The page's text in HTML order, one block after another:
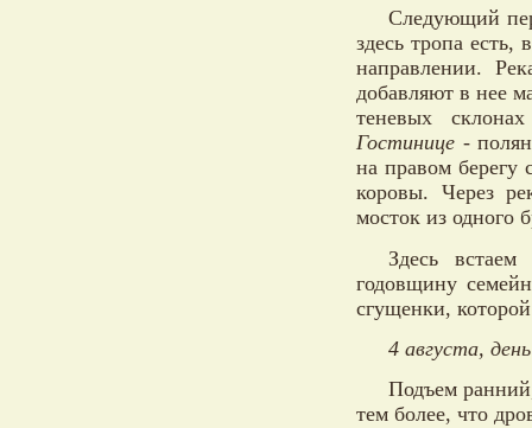
Следующий
здесь тропа
направлении.
добавляют в нее
теневых
Гостинице -
на правом
коровы. Через
мосток из одного
Здесь
годовщину
сгущенки,
4 августа,
Подъем
тем более, что